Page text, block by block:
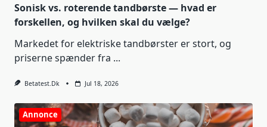
Sonisk vs. roterende tandbørste — hvad er
forskellen, og hvilken skal du vælge?
Markedet for elektriske tandbørster er stort, og
priserne spænder fra ...
Betatest.dk Jul 18, 2026
Annonce